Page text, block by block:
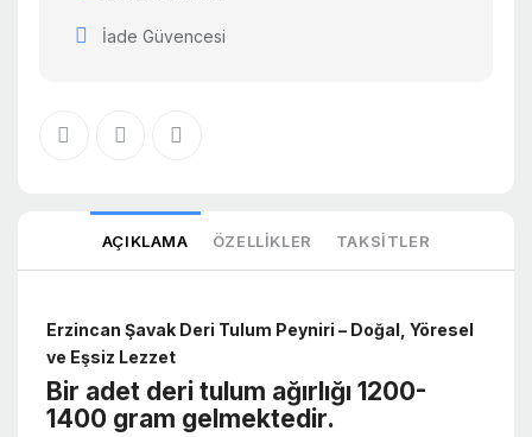
İade Güvencesi
AÇIKLAMA ÖZELLIKLER TAKSITLER
Erzincan Şavak Deri Tulum Peyniri – Doğal, Yöresel
ve Eşsiz Lezzet
Bir adet deri tulum ağırlığı 1200-
1400 gram gelmektedir.